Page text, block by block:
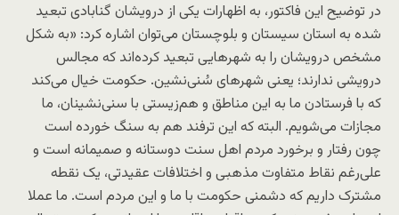
در توضیح این فاکتور، به اظهارات یکی از درویشان گنابادی تبعید
شده به استان سیستان و بلوچستان می‌توان اشاره کرد: «به شکل
مشخص درویشان را به شهرهایی تبعید کرده‌اند که مجالس
درویشی ندارند؛ یعنی شهرهای سُنی‌نشین. حکومت خیال می‌کند
که با فرستادن ما به این مناطق و هم‌زیستی با سنی‌نشینان، ما
مجازات می‌شویم. البته که این ترفند هم به سنگ خورده است
چون رفتار و برخورد مردم اهل سنت دوستانه و صمیمانه است و
علی‌رغم نقاط متفاوت مذهبی و اختلافات عقیدتی، یک نقطه
مشترک داریم که دشمنی حکومت با ما و این مردم است. ما عملا